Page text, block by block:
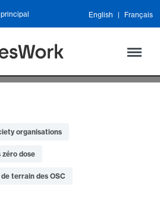
English Français
organisations
dose
terrain des OSC